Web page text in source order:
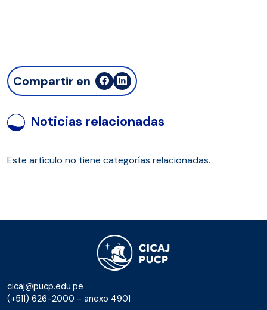
Compartir en
Noticias relacionadas
Este artículo no tiene categorías relacionadas.
cicaj@pucp.edu.pe
(+511) 626-2000 - anexo 4901